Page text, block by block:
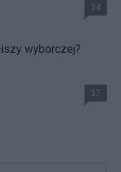
34
wyborczej?
37